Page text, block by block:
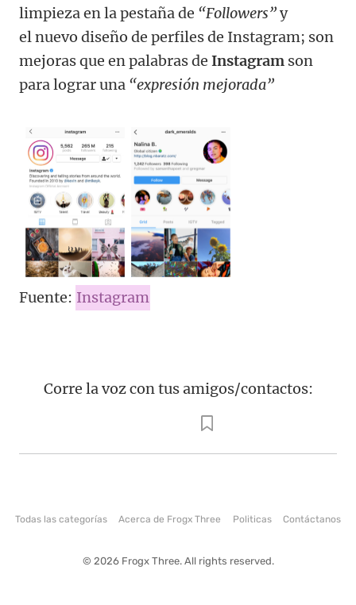
limpieza en la pestaña de “Followers”y
el nuevo diseño de perfiles de Instagram; son
mejoras que en palabras de Instagram son
para lograr una “expresión mejorada”
Fuente: Instagram
Corre la voz con tus amigos/contactos:
Todas las categorías Acerca de Frogx Three Politicas Contáctanos
© 2026 Frogx Three. All rights reserved.